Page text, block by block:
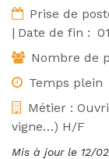
Prise de
| Date de fin :
Nombre de
Temps plein
Métier :
vigne…) H/F
Mis à jour le 12/